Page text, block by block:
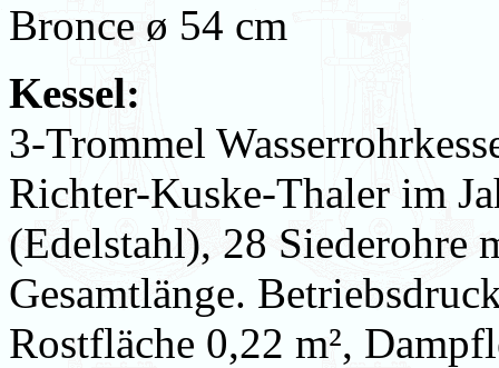
Bronce ø 54 cm
Kessel:
3-Trommel
Richter-Kuske-Thaler im
(Edelstahl), 28 Siederohre
Gesamtlänge.
Rostfläche 0,22 m²,